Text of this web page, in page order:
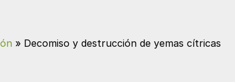
» Decomiso y destrucción de yemas cítricas